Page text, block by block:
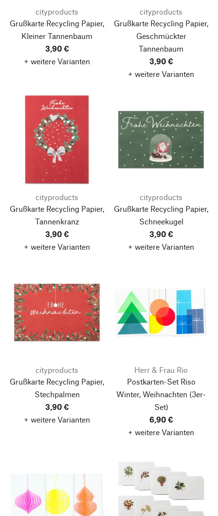
cityproducts
Grußkarte Recycling Papier,
Kleiner Tannenbaum
3,90 €
+ weitere Varianten
cityproducts
Grußkarte Recycling Papier,
Geschmückter
Tannenbaum
3,90 €
+ weitere Varianten
cityproducts
Grußkarte Recycling Papier,
Tannenkranz
3,90 €
+ weitere Varianten
cityproducts
Grußkarte Recycling Papier,
Schneekugel
3,90 €
+ weitere Varianten
cityproducts
Grußkarte Recycling Papier,
Stechpalmen
3,90 €
+ weitere Varianten
Herr & Frau Rio
Postkarten-Set Riso
Winter, Weihnachten (3er-
Set)
6,90 €
+ weitere Varianten